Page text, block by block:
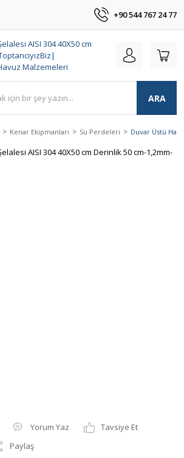
+90 544 767 24 77
ARA
Kenar Ekipmanları Su Perdeleri Duvar Üstü
Yorum Yaz
Tavsiye Et
Paylaş